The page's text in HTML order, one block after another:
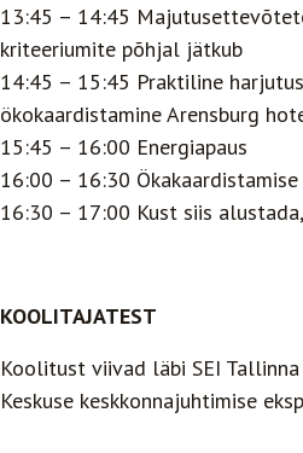
13:45 – 14:45
kriteeriumite põhjal jätkub
14:45 – 15:45 Praktiline
ökokaardistamine Arensburg
15:45 – 16:00 Energiapaus
16:00 – 16:30
16:30 – 17:00 Kust siis
KOOLITAJATEST
Koolitust viivad läbi SEI
Keskuse keskkonnajuhtimise